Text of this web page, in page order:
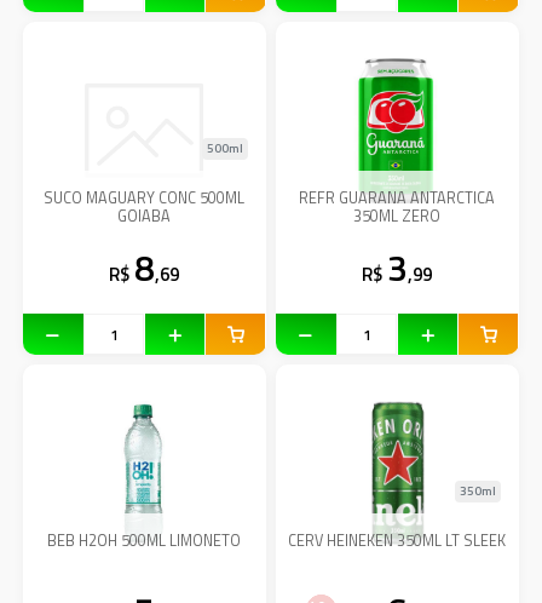
SUCO MAGUARY CONC 500ML
GOIABA
500ml
R$ 8,69
REFR GUARANA ANTARCTICA
350ML ZERO
R$ 3,99
BEB H2OH 500ML LIMONETO CERV HEINEKEN 350ML LT SLEEK
350ml